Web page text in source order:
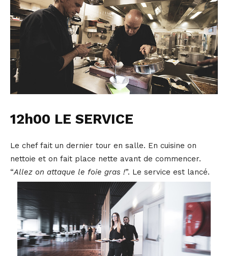
12h00 LE SERVICE
Le chef fait un dernier tour en salle. En cuisine on
nettoie et on fait place nette avant de commencer.
“Allez on attaque le foie gras !”. Le service est lancé.